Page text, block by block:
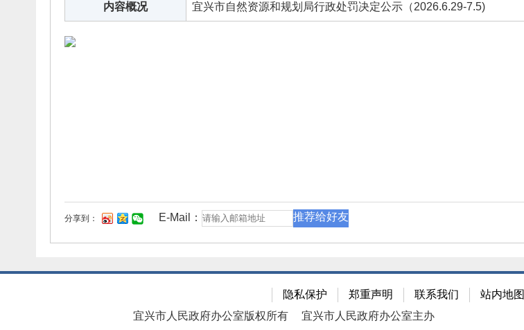
内容概况 宜兴市自然资源和规划局行政处罚决定公示（2026.6.29-7.5)
分享到： E-Mail： 推荐给好友
隐私保护 郑重声明 联系我们
站内地图
宜兴市人民政府办公室版权所有
宜兴市人民政府办公室主办